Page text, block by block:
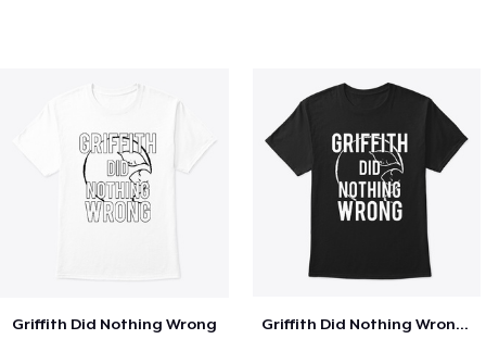
Griffith Did Nothing Wrong Griffith Did Nothing Wrong /wv